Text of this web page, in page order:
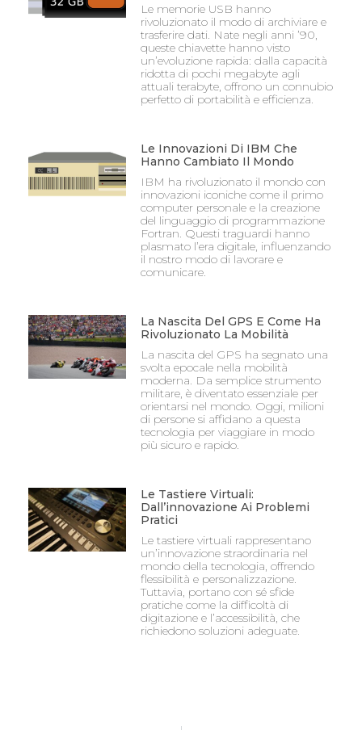
Le memorie USB hanno
rivoluzionato il modo di archiviare e
trasferire dati. Nate negli anni ’90,
queste chiavette hanno visto
un’evoluzione rapida: dalla capacità
ridotta di pochi megabyte agli
attuali terabyte, offrono un connubio
perfetto di portabilità e efficienza.
Le Innovazioni Di IBM Che
Hanno Cambiato Il Mondo
IBM ha rivoluzionato il mondo con
innovazioni iconiche come il primo
computer personale e la creazione
del linguaggio di programmazione
Fortran. Questi traguardi hanno
plasmato l’era digitale, influenzando
il nostro modo di lavorare e
comunicare.
La Nascita Del GPS E Come Ha
Rivoluzionato La Mobilità
La nascita del GPS ha segnato una
svolta epocale nella mobilità
moderna. Da semplice strumento
militare, è diventato essenziale per
orientarsi nel mondo. Oggi, milioni
di persone si affidano a questa
tecnologia per viaggiare in modo
più sicuro e rapido.
Le Tastiere Virtuali:
Dall’innovazione Ai Problemi
Pratici
Le tastiere virtuali rappresentano
un’innovazione straordinaria nel
mondo della tecnologia, offrendo
flessibilità e personalizzazione.
Tuttavia, portano con sé sfide
pratiche come la difficoltà di
digitazione e l’accessibilità, che
richiedono soluzioni adeguate.